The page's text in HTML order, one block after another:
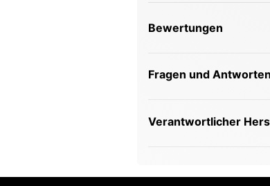
Bewertungen
Fragen und Antworten
Verantwortlicher